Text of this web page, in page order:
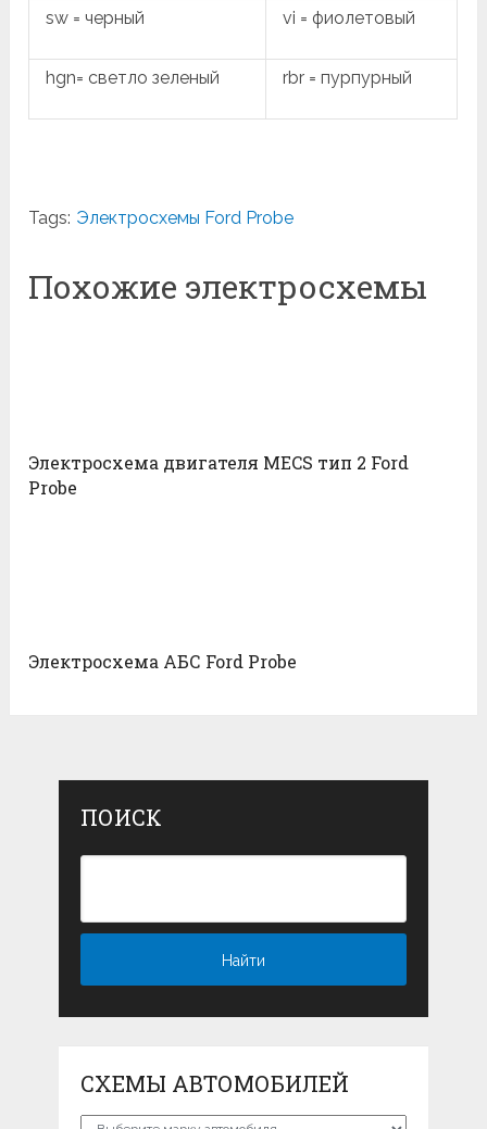
sw = черный vi = фиолетовый
hgn= светло зеленый rbr = пурпурный
Tags: Электросхемы Ford Probe
Похожие электросхемы
Электросхема двигателя MECS тип 2 Ford
Probe
Электросхема АБС Ford Probe
ПОИСК
СХЕМЫ АВТОМОБИЛЕЙ